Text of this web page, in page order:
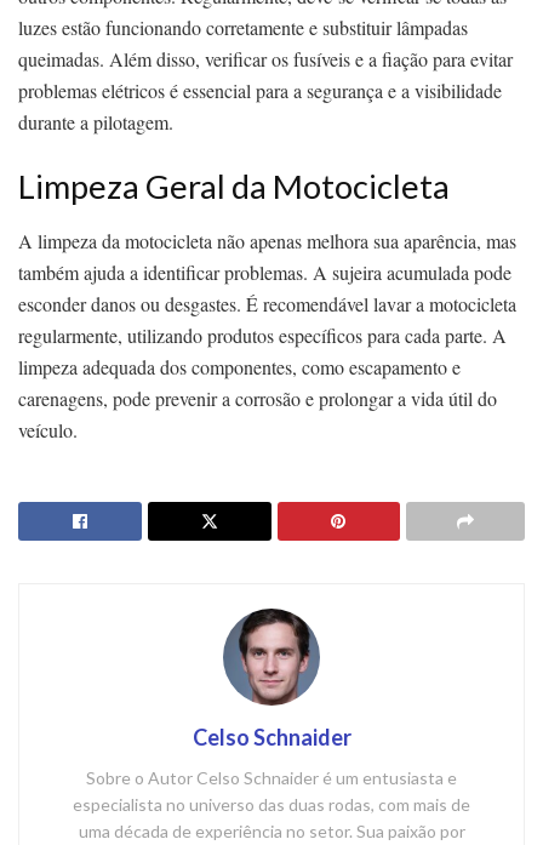
luzes estão funcionando corretamente e substituir lâmpadas
queimadas. Além disso, verificar os fusíveis e a fiação para evitar
problemas elétricos é essencial para a segurança e a visibilidade
durante a pilotagem.
Limpeza Geral da Motocicleta
A limpeza da motocicleta não apenas melhora sua aparência, mas
também ajuda a identificar problemas. A sujeira acumulada pode
esconder danos ou desgastes. É recomendável lavar a motocicleta
regularmente, utilizando produtos específicos para cada parte. A
limpeza adequada dos componentes, como escapamento e
carenagens, pode prevenir a corrosão e prolongar a vida útil do
veículo.
Celso Schnaider
Sobre o Autor Celso Schnaider é um entusiasta e
especialista no universo das duas rodas, com mais de
uma década de experiência no setor. Sua paixão por